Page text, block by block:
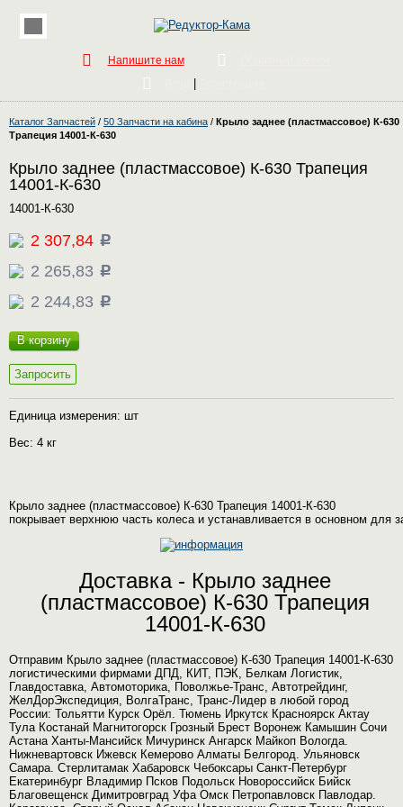
Напишите нам
Каталог Запчастей / 50 Запчасти на кабина / Крыло заднее (пластмассовое) К-630
Трапеция 14001-К-630
Крыло заднее (пластмассовое) К-630 Трапеция
14001-К-630
14001-К-630
2 307,84 c
2 265,83 c
2 244,83 c
В корзину
Запросить
Единица измерения: шт
Вес: 4 кг
Крыло заднее (пластмассовое) К-630 Трапеция 14001-К-630
покрывает верхнюю часть колеса и устанавливается в основном для
Доставка - Крыло заднее
(пластмассовое) К-630 Трапеция
14001-К-630
Отправим Крыло заднее (пластмассовое) К-630 Трапеция 14001-К-630
логистическими фирмами ДПД, КИТ, ПЭК, Белкам Логистик,
Главдоставка, Автомоторика, Поволжье-Транс, Автотрейдинг,
ЖелДорЭкспедиция, ВолгаТранс, Транс-Лидер в любой город
России: Тольятти Курск Орёл. Тюмень Иркутск Красноярск Актау
Тула Костанай Магнитогорск Грозный Брест Воронеж Камышин Сочи
Астана Ханты-Мансийск Мичуринск Ангарск Майкоп Вологда.
Нижневартовск Ижевск Кемерово Алматы Белгород. Ульяновск
Самара. Стерлитамак Хабаровск Чебоксары Санкт-Петербург
Екатеринбург Владимир Псков Подольск Новороссийск Бийск
Благовещенск Димитровград Уфа Омск Петропавловск Павлодар.